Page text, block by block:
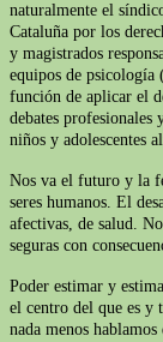
naturalmente el
Cataluña por los
y magistrados
equipos de
función de aplicar el
debates profesionales
niños y adolescentes
Nos va el futuro y la
seres humanos. El
afectivas, de salud.
seguras con
Poder estimar y
el centro del que es y
nada menos hablamos